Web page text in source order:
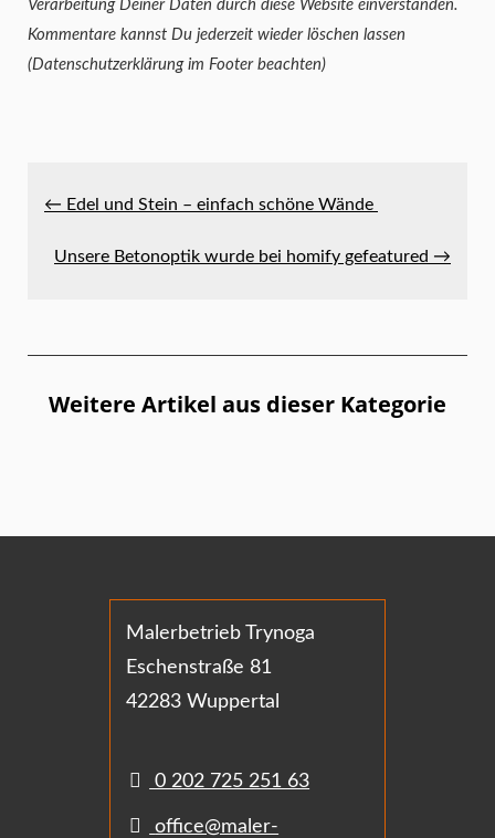
Verarbeitung Deiner Daten durch diese Website einverstanden.
Kommentare kannst Du jederzeit wieder löschen lassen
(Datenschutzerklärung im Footer beachten)
← Edel und Stein – einfach schöne Wände
Unsere Betonoptik wurde bei homify gefeatured →
Weitere Artikel aus dieser Kategorie
Malerbetrieb Trynoga
Eschenstraße 81
42283 Wuppertal
0 202 725 251 63
office@maler-